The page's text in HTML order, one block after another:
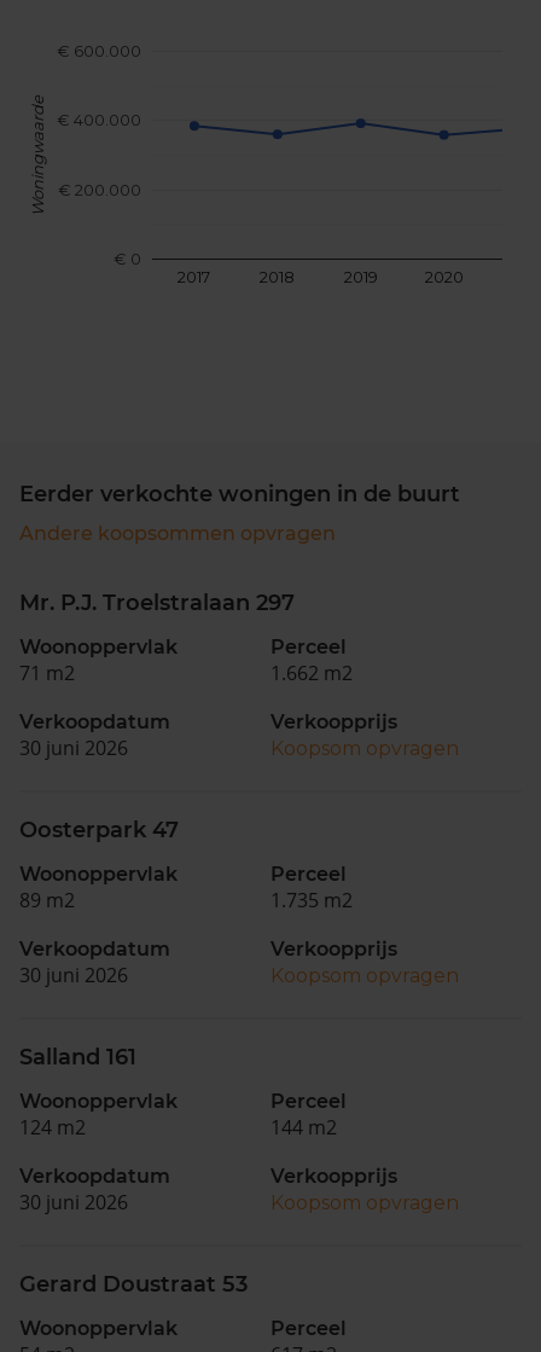
2017 2018 2019 2020
€ 0
€ 200.000
€ 400.000
€ 600.000
Woningwaarde
Eerder verkochte woningen in de buurt
Andere koopsommen opvragen
Mr. P.J. Troelstralaan 297
Woonoppervlak
71 m2
Perceel
1.662 m2
Verkoopdatum
30 juni 2026
Verkoopprijs
Koopsom opvragen
Oosterpark 47
Woonoppervlak
89 m2
Perceel
1.735 m2
Verkoopdatum
30 juni 2026
Verkoopprijs
Koopsom opvragen
Salland 161
Woonoppervlak
124 m2
Perceel
144 m2
Verkoopdatum
30 juni 2026
Verkoopprijs
Koopsom opvragen
Gerard Doustraat 53
Woonoppervlak Perceel